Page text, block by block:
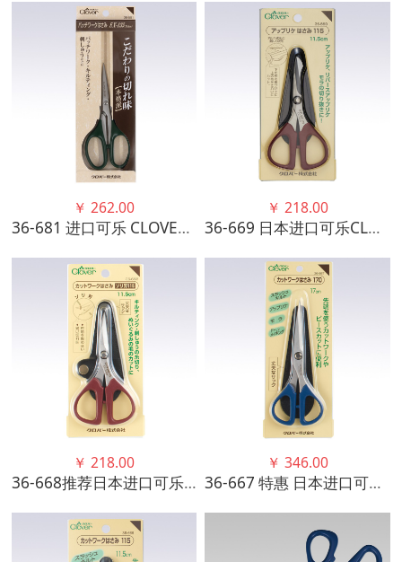
￥ 262.00
36-681 进口可乐 CLOVER 高级布艺剪刀(135mm)
￥ 218.00
36-669 日本进口可乐CLOVER 布艺用剪刀 (嵌花115mm)
￥ 218.00
36-668推荐日本进口可乐工具布艺用剪刀（翘刃115mm）
￥ 346.00
36-667 特惠 日本进口可乐CLOVER 布艺用剪刀 （尖头17cm）